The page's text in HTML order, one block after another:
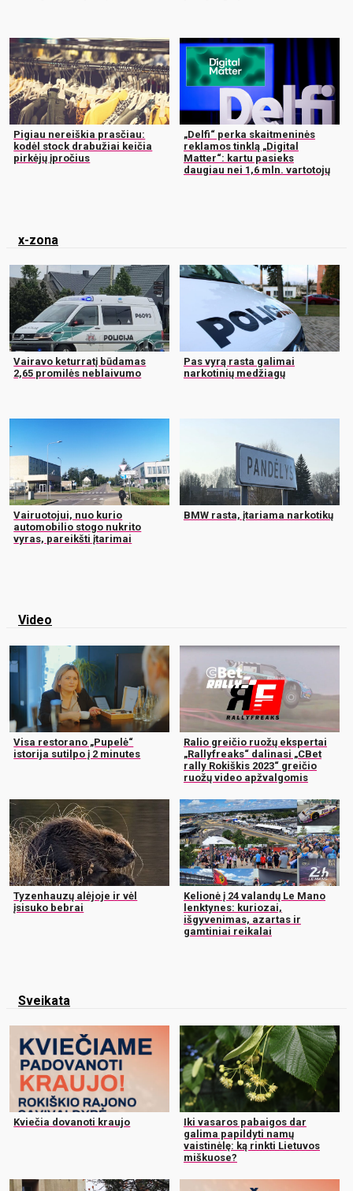
Pigiau nereiškia prasčiau:
kodėl stock drabužiai keičia
pirkėjų įpročius
„Delfi“ perka skaitmeninės
reklamos tinklą „Digital
Matter“: kartu pasieks
daugiau nei 1,6 mln. vartotojų
x-zona
Vairavo keturratį būdamas
2,65 promilės neblaivumo
Pas vyrą rasta galimai
narkotinių medžiagų
Vairuotojui, nuo kurio
automobilio stogo nukrito
vyras, pareikšti įtarimai
BMW rasta, įtariama narkotikų
Video
Visa restorano „Pupelė“
istorija sutilpo į 2 minutes
Ralio greičio ruožų ekspertai
„Rallyfreaks“ dalinasi „CBet
rally Rokiškis 2023“ greičio
ruožų video apžvalgomis
Tyzenhauzų alėjoje ir vėl
įsisuko bebrai
Kelionė į 24 valandų Le Mano
lenktynes: kuriozai,
išgyvenimas, azartas ir
gamtiniai reikalai
Sveikata
Kviečia dovanoti kraujo
Iki vasaros pabaigos dar
galima papildyti namų
vaistinėlę: ką rinkti Lietuvos
miškuose?